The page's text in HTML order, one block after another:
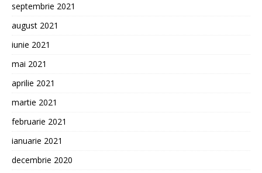
septembrie 2021
august 2021
iunie 2021
mai 2021
aprilie 2021
martie 2021
februarie 2021
ianuarie 2021
decembrie 2020